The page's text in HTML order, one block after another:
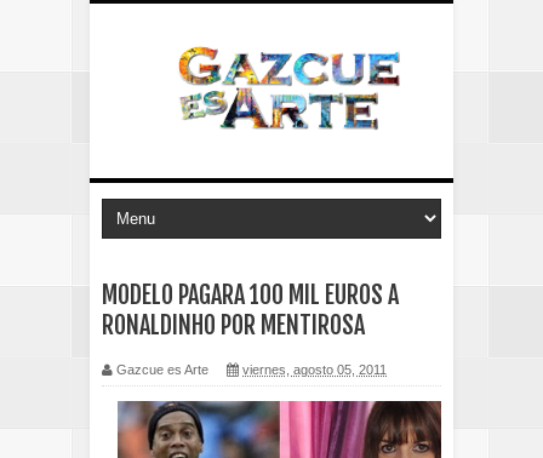
MODELO PAGARA 100 MIL EUROS A
RONALDINHO POR MENTIROSA
Gazcue es Arte viernes, agosto 05, 2011